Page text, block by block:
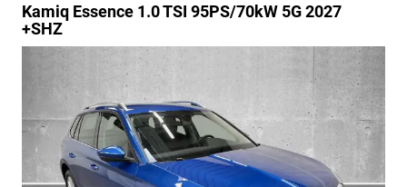
Kamiq Essence 1.0 TSI 95PS/70kW 5G 2027
+SHZ